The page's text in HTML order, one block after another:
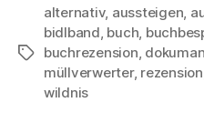
Schlagwörter
alternativ, aussteigen,
bidlband, buch,
buchrezension,
müllverwerter, rezension
wildnis